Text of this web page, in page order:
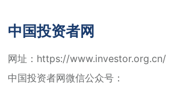
中国投资者网
网址： https://www.investor.org.cn/
中国投资者网微信公众号：